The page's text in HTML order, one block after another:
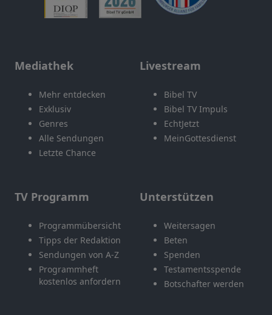
Mediathek
Mehr entdecken
Exklusiv
Genres
Alle Sendungen
Letzte Chance
Livestream
Bibel TV
Bibel TV Impuls
EchtJetzt
MeinGottesdienst
TV Programm
Programmübersicht
Tipps der Redaktion
Sendungen von A-Z
Programmheft
kostenlos anfordern
Unterstützen
Weitersagen
Beten
Spenden
Testamentsspende
Botschafter werden